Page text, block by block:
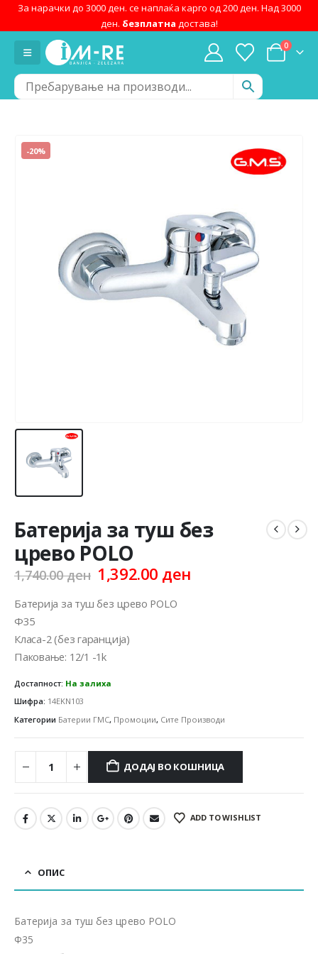
За нарачки до 3000 ден. се наплаќа карго од 200 ден. Над 3000
ден. безплатна достава!
0
-20%
Батерија за туш без
црево POLO
1,740.00ден Original
price
was:
1,392.00 ден
Батерија за туш без црево POLO
Ф35
Класа-2 (без гаранција)
Паковање: 12/1 -1k
Достапност: На залиха
Шифра: 14EKN103
Категории Батерии ГМС, Промоции, Сите Производи
ДОДАЈ ВО КОШНИЦА
ADD TO WISHLIST
ОПИС
Батерија за туш без црево POLO
Ф35